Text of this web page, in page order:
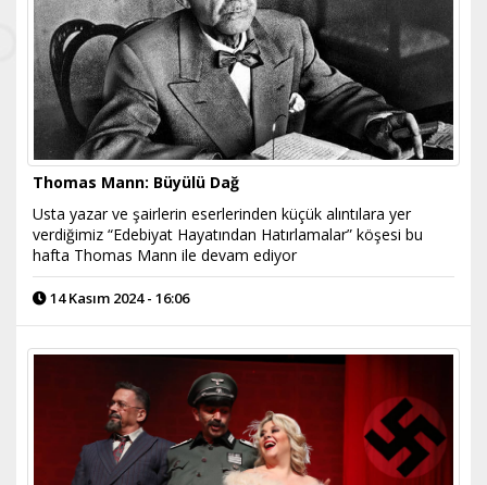
Thomas Mann: Büyülü Dağ
Usta yazar ve şairlerin eserlerinden küçük alıntılara yer
verdiğimiz “Edebiyat Hayatından Hatırlamalar” köşesi bu
hafta Thomas Mann ile devam ediyor
14 Kasım 2024 - 16:06